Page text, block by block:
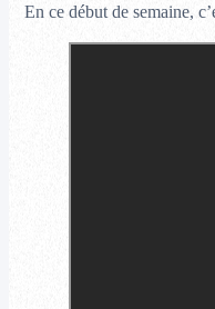
En ce début de semaine,